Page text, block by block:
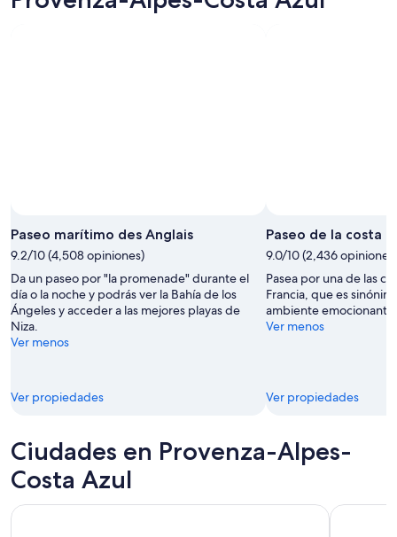
Paseo marítimo des Anglais
9.2/10 (4,508 opiniones)
Da un paseo por "la promenade" durante el
día o la noche y podrás ver la Bahía de los
Ángeles y acceder a las mejores playas de
Niza.
Ver menos
Ver propiedades
Paseo de la costa
9.0/10 (2,436 opiniones)
Pasea por una de las
Francia, que es
ambiente emocionante
Ver menos
Ver propiedades
Ciudades en Provenza-Alpes-
Costa Azul